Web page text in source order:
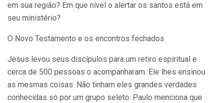
em sua região? Em que nível o alertar os santos está em
seu ministério?
O Novo Testamento e os encontros fechados
Jesus levou seus discípulos para um retiro espiritual e
cerca de 500 pessoas o acompanharam. Ele lhes ensinou
as mesmas coisas. Não tinham eles grandes verdades
conhecidas só por um grupo seleto. Paulo menciona que